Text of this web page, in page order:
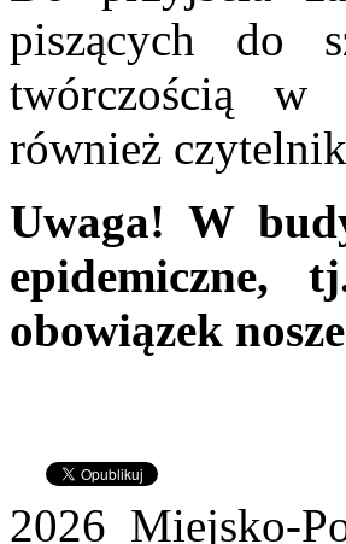
piszących do
twórczością w
również
Uwaga! W
epidemiczne,
obowiązek
2026 Miejsko-